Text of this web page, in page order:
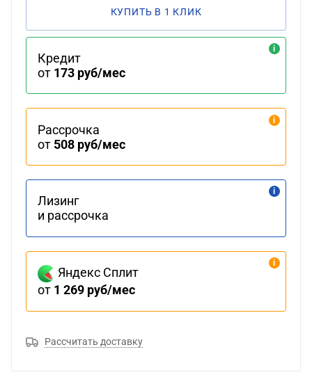
КУПИТЬ В 1 КЛИК
Кредит
от 173 руб/мес
Рассрочка
от 508 руб/мес
Лизинг
и рассрочка
Яндекс Сплит
от 1 269 руб/мес
Рассчитать доставку